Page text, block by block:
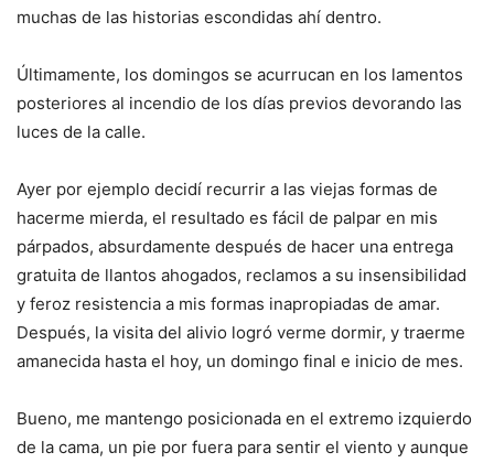
muchas de las historias escondidas ahí dentro.
Últimamente, los domingos se acurrucan en los lamentos
posteriores al incendio de los días previos devorando las
luces de la calle.
Ayer por ejemplo decidí recurrir a las viejas formas de
hacerme mierda, el resultado es fácil de palpar en mis
párpados, absurdamente después de hacer una entrega
gratuita de llantos ahogados, reclamos a su insensibilidad
y feroz resistencia a mis formas inapropiadas de amar.
Después, la visita del alivio logró verme dormir, y traerme
amanecida hasta el hoy, un domingo final e inicio de mes.
Bueno, me mantengo posicionada en el extremo izquierdo
de la cama, un pie por fuera para sentir el viento y aunque